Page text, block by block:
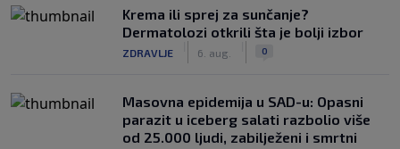
Krema ili sprej za sunčanje?
Dermatolozi otkrili šta je bolji izbor
ZDRAVLJE 6. aug. 0
Masovna epidemija u SAD-u: Opasni
parazit u iceberg salati razbolio više
od 25.000 ljudi, zabilježeni i smrtni